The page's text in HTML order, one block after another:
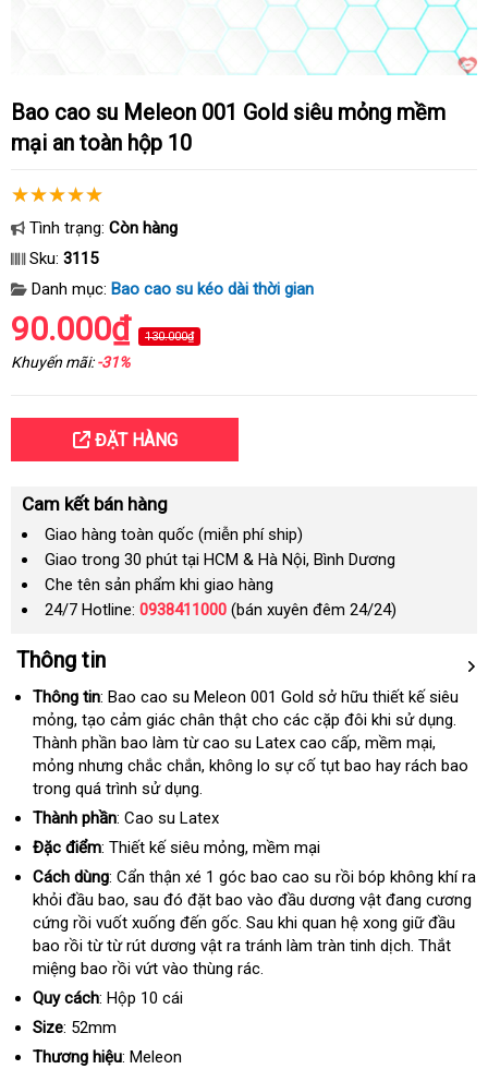
Bao cao su Meleon 001 Gold siêu mỏng mềm
mại an toàn hộp 10
Tình trạng: Còn hàng
Sku: 3115
Danh mục: Bao cao su kéo dài thời gian
90.000₫ 130.000₫
Khuyến mãi:-31%
ĐẶT HÀNG
Cam kết bán hàng
Giao hàng toàn quốc (miễn phí ship)
Giao trong 30 phút tại HCM & Hà Nội, Bình Dương
Che tên sản phẩm khi giao hàng
24/7 Hotline: 0938411000 (bán xuyên đêm 24/24)
Thông tin
Thông tin: Bao cao su Meleon 001 Gold sở hữu thiết kế siêu
mỏngnhanh
nhất
, tạo cảm giác chân thật cho các cặp đôi khi sử dụngtư
.
Thành phần bao làm từ cao su Latex cao cấpcũ
, mềm mạivệ
sinh
,
mỏng kiểm
tra
nhưng chắc chắncửa
, không lo sự cố tụt bao hay rách bao
trong quá trình sử dụng.
Thành phần: Cao su Latex
Đặc điểm: Thiết kế siêu mỏngphân
phối
, mềm mại
Cách dùng: Cẩn thận xé 1 góc bao cao su rồi bóp không khí ra
khỏi đầu baođăng
ký
, sau đó đặt bao vào đầu dương vật đang cương
cứng rồi vuốt xuống đến gốcăn
trộm
. Sau khi quan hệ xong giữ đầu
bao rồi từ từ rút dương vật ra tránh làm tràn tinh dịchgiá
. Thắt
miệng bao rồi vứt vào thùng rác.
Quy cách: Hộp 10 cái
Size: 52mm
Thương hiệu: Meleon